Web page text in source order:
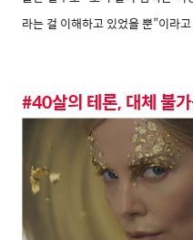
라는 걸 이해하고있었을 뿐”이라
#40살의 테론, 대체 불